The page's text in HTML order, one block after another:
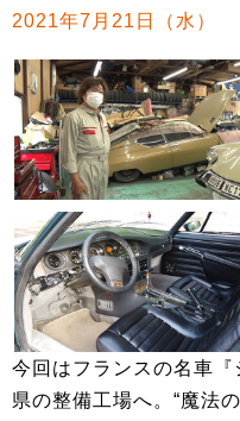
2021年7月21日（水）
今回はフランスの名車
県の整備工場へ。“魔法